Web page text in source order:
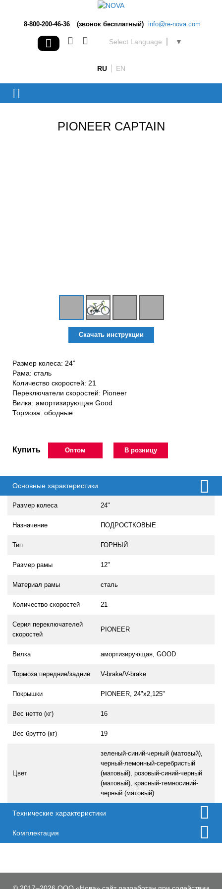
8-800-200-46-36 (звонок бесплатный) info@re-nova.com
Select Language ▼
RU EN
PIONEER CAPTAIN
Скачать инструкции
Размер колеса: 24”
Рама: сталь
Количество скоростей: 21
Переключатели скоростей: Pioneer
Вилка: амортизирующая Good
Тормоза: ободные
Купить Оптом В розницу
Основные характеристики
Размер колеса 24"
Назначение ПОДРОСТКОВЫЕ
Тип ГОРНЫЙ
Размер рамы 12"
Материал рамы сталь
Количество скоростей 21
Серия переключателей
скоростей
PIONEER
Вилка амортизирующая, GOOD
Тормоза передние/задние V-brake/V-brake
Покрышки PIONEER, 24"x2,125"
Вес нетто (кг) 16
Вес брутто (кг) 19
Цвет
зеленый-синий-черный (матовый),
черный-лемонный-серебристый
(матовый), розовый-синий-черный
(матовый), красный-темносиний-
черный (матовый)
Технические характеристики
Комплектация